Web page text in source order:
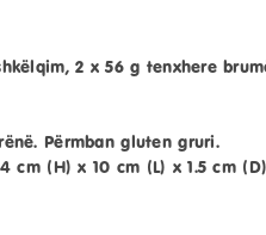
2 x 56 g tenxhere
Përmban gluten gruri.
cm (H) x 10 cm (L) x 1.5 cm (D)